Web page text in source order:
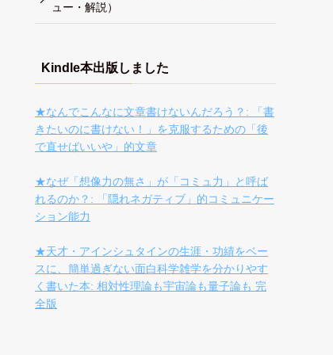
ュー・解説）
Kindle本出版しました
★なんでこんなに文章書けないんだろう？: 「書
きたいのに書けない！」を克服するための「後
で直せばいいや」的文章
★なぜ「想像力の無さ」が「コミュ力」と呼ば
れるのか？: 「隠れネガティブ」的コミュニケー
ション能力
★天才・アインシュタインの生涯・功績をベー
スに、簡単過ぎない面白科学雑学を分かりやす
く書いた本: 相対性理論も宇宙論も量子論も 完
全版